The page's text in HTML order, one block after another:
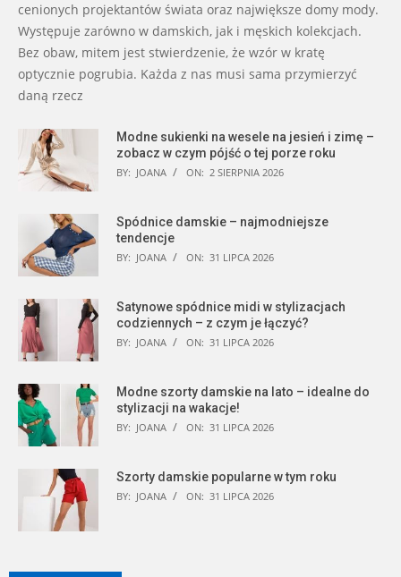
cenionych projektantów świata oraz największe domy mody.
Występuje zarówno w damskich, jak i męskich kolekcjach.
Bez obaw, mitem jest stwierdzenie, że wzór w kratę
optycznie pogrubia. Każda z nas musi sama przymierzyć
daną rzecz
Modne sukienki na wesele na jesień i zimę –
zobacz w czym pójść o tej porze roku
BY: JOANA ON: 2 SIERPNIA 2026
Spódnice damskie – najmodniejsze
tendencje
BY: JOANA ON: 31 LIPCA 2026
Satynowe spódnice midi w stylizacjach
codziennych – z czym je łączyć?
BY: JOANA ON: 31 LIPCA 2026
Modne szorty damskie na lato – idealne do
stylizacji na wakacje!
BY: JOANA ON: 31 LIPCA 2026
Szorty damskie popularne w tym roku
BY: JOANA ON: 31 LIPCA 2026